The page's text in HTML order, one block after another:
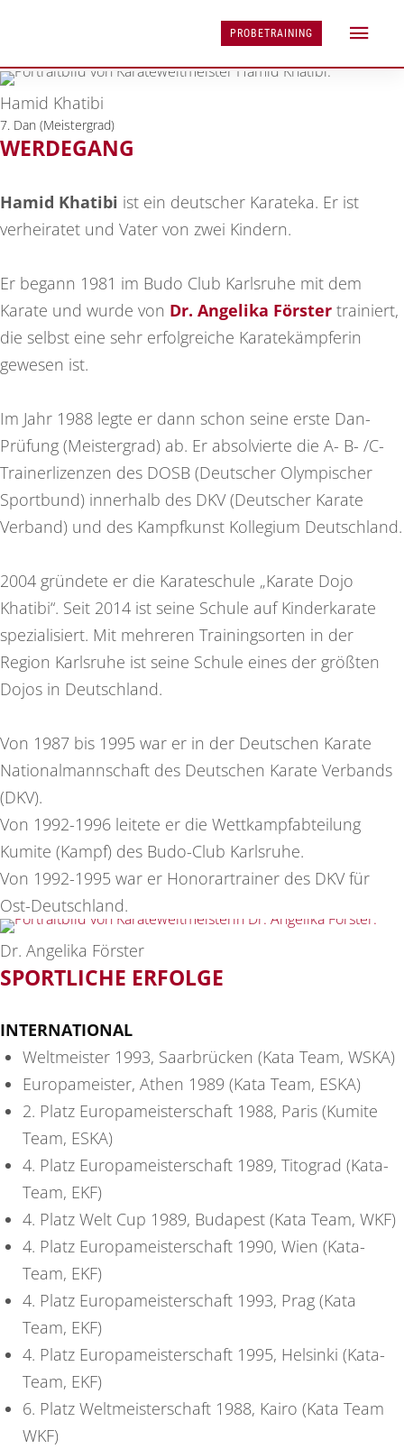
PROBETRAINING
Hamid Khatibi
7. Dan (Meistergrad)
WERDEGANG
Hamid Khatibi ist ein deutscher Karateka. Er ist
verheiratet und Vater von zwei Kindern.
Er begann 1981 im Budo Club Karlsruhe mit dem
Karate und wurde von Dr. Angelika Förster trainiert,
die selbst eine sehr erfolgreiche Karatekämpferin
gewesen ist.
Im Jahr 1988 legte er dann schon seine erste Dan-
Prüfung (Meistergrad) ab. Er absolvierte die A- B- /C-
Trainerlizenzen des DOSB (Deutscher Olympischer
Sportbund) innerhalb des DKV (Deutscher Karate
Verband) und des Kampfkunst Kollegium Deutschland.
2004 gründete er die Karateschule „Karate Dojo
Khatibi“. Seit 2014 ist seine Schule auf Kinderkarate
spezialisiert. Mit mehreren Trainingsorten in der
Region Karlsruhe ist seine Schule eines der größten
Dojos in Deutschland.
Von 1987 bis 1995 war er in der Deutschen Karate
Nationalmannschaft des Deutschen Karate Verbands
(DKV).
Von 1992-1996 leitete er die Wettkampfabteilung
Kumite (Kampf) des Budo-Club Karlsruhe.
Von 1992-1995 war er Honorartrainer des DKV für
Ost-Deutschland.
Dr. Angelika Förster
SPORTLICHE ERFOLGE
INTERNATIONAL
Weltmeister 1993, Saarbrücken (Kata Team, WSKA)
Europameister, Athen 1989 (Kata Team, ESKA)
2. Platz Europameisterschaft 1988, Paris (Kumite
Team, ESKA)
4. Platz Europameisterschaft 1989, Titograd (Kata-
Team, EKF)
4. Platz Welt Cup 1989, Budapest (Kata Team, WKF)
4. Platz Europameisterschaft 1990, Wien (Kata-
Team, EKF)
4. Platz Europameisterschaft 1993, Prag (Kata
Team, EKF)
4. Platz Europameisterschaft 1995, Helsinki (Kata-
Team, EKF)
6. Platz Weltmeisterschaft 1988, Kairo (Kata Team
WKF)